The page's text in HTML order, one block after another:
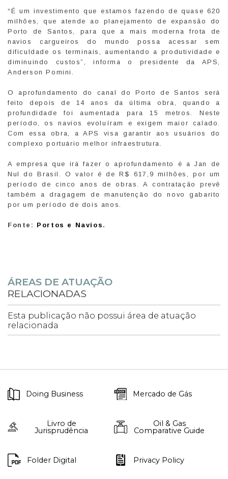
“É um investimento que estamos fazendo de quase 620
milhões, que atende ao planejamento de expansão do
Porto de Santos, para que a mais moderna frota de
navios cargueiros do mundo possa acessar sem
dificuldade os terminais, aumentando a produtividade e
diminuindo custos”, informa o presidente da APS,
Anderson Pomini.
O aprofundamento do canal do Porto de Santos será
feito depois de 14 anos da última obra, quando a
profundidade foi aumentada para 15 metros. Neste
período, os navios evoluíram e exigem maior calado.
Com essa obra, a APS visa garantir aos usuários do
complexo portuário melhor infraestrutura.
A empresa que irá fazer o aprofundamento é a Jan de
Nul do Brasil. O valor é de R$ 617,9 milhões, por um
período de cinco anos de obras. A contratação prevê
também a dragagem de manutenção do novo gabarito
por um período de dois anos.
Fonte: Portos e Navios .
ÁREAS DE ATUAÇÃO
RELACIONADAS
Esta publicação não possui área de atuação
relacionada
Doing Business Mercado de Gás
Livro de
Jurisprudência
Oil & Gas
Comparative Guide
Folder Digital Privacy Policy